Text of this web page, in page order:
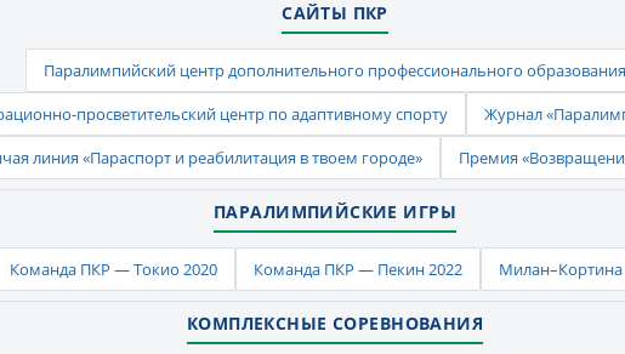
САЙТЫ ПКР
Паралимпийский центр дополнительного профессионального образования
просветительский центр по адаптивному спорту
Журнал
линия «Параспорт и реабилитация в твоем городе»
Премия
ПАРАЛИМПИЙСКИЕ ИГРЫ
Команда ПКР — Токио 2020 Команда ПКР — Пекин 2022 Милан–Кортина
КОМПЛЕКСНЫЕ СОРЕВНОВАНИЯ